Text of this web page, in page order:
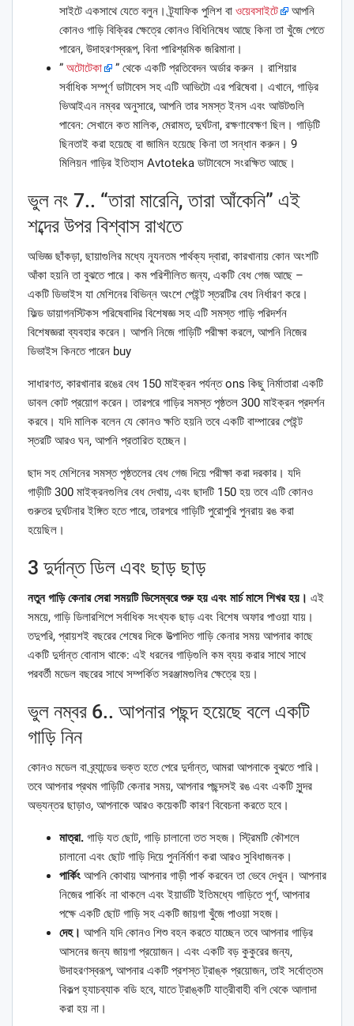
সাইটে একসাথে যেতে বলুন। ট্র্যাফিক পুলিশ বা ওয়েবসাইটে
আপনি
কোনও গাড়ি বিক্রির ক্ষেত্রে কোনও বিধিনিষেধ আছে কিনা তা খুঁজে পেতে
পারেন, উদাহরণস্বরূপ, বিনা পারিশ্রমিক জরিমানা।
” অটোটেকা
” থেকে একটি প্রতিবেদন অর্ডার করুন । রাশিয়ার
সর্বাধিক সম্পূর্ণ ডাটাবেস সহ এটি আভিটো এর পরিষেবা। এখানে, গাড়ির
ভিআইএন নম্বর অনুসারে, আপনি তার সমস্ত ইনস এবং আউটগুলি
পাবেন: সেখানে কত মালিক, মেরামত, দুর্ঘটনা, রক্ষণাবেক্ষণ ছিল। গাড়িটি
ছিনতাই করা হয়েছে বা জামিন হয়েছে কিনা তা সন্ধান করুন। 9
মিলিয়ন গাড়ির ইতিহাস Avtoteka ডাটাবেসে সংরক্ষিত আছে।
ভুল নং 7.. “তারা মারেনি, তারা আঁকেনি” এই
শব্দের উপর বিশ্বাস রাখতে
অভিজ্ঞ ছাঁকড়া, ছায়াগুলির মধ্যে ন্যূনতম পার্থক্য দ্বারা, কারখানায় কোন অংশটি
আঁকা হয়নি তা বুঝতে পারে। কম পরিশীলিত জন্য, একটি বেধ গেজ আছে –
একটি ডিভাইস যা মেশিনের বিভিন্ন অংশে পেইন্ট স্তরটির বেধ নির্ধারণ করে।
ফিল্ড ডায়াগনস্টিকস পরিষেবাদির বিশেষজ্ঞ সহ এটি সমস্ত গাড়ি পরিদর্শন
বিশেষজ্ঞরা ব্যবহার করেন। আপনি নিজে গাড়িটি পরীক্ষা করলে, আপনি নিজের
ডিভাইস কিনতে পারেন buy
সাধারণত, কারখানার রঙের বেধ 150 মাইক্রন পর্যন্ত ons কিছু নির্মাতারা একটি
ডাবল কোট প্রয়োগ করেন। তারপরে গাড়ির সমস্ত পৃষ্ঠতল 300 মাইক্রন প্রদর্শন
করবে। যদি মালিক বলেন যে কোনও ক্ষতি হয়নি তবে একটি বাম্পারের পেইন্ট
স্তরটি আরও ঘন, আপনি প্রতারিত হচ্ছেন।
ছাদ সহ মেশিনের সমস্ত পৃষ্ঠতলের বেধ গেজ দিয়ে পরীক্ষা করা দরকার। যদি
গাড়ীটি 300 মাইক্রনগুলির বেধ দেখায়, এবং ছাদটি 150 হয় তবে এটি কোনও
গুরুতর দুর্ঘটনার ইঙ্গিত হতে পারে, তারপরে গাড়িটি পুরোপুরি পুনরায় রঙ করা
হয়েছিল।
3 দুর্দান্ত ডিল এবং ছাড় ছাড়
নতুন গাড়ি কেনার সেরা সময়টি ডিসেম্বরে শুরু হয় এবং মার্চ মাসে শিখর হয়। এই
সময়ে, গাড়ি ডিলারশিপে সর্বাধিক সংখ্যক ছাড় এবং বিশেষ অফার পাওয়া যায়।
তদুপরি, প্রায়শই বছরের শেষের দিকে উত্পাদিত গাড়ি কেনার সময় আপনার কাছে
একটি দুর্দান্ত বোনাস থাকে: এই ধরনের গাড়িগুলি কম ব্যয় করার সাথে সাথে
পরবর্তী মডেল বছরের সাথে সম্পর্কিত সরঞ্জামগুলির ক্ষেত্রে হয়।
ভুল নম্বর 6.. আপনার পছন্দ হয়েছে বলে একটি
গাড়ি নিন
কোনও মডেল বা ব্র্যান্ডের ভক্ত হতে পেরে দুর্দান্ত, আমরা আপনাকে বুঝতে পারি।
তবে আপনার প্রথম গাড়িটি কেনার সময়, আপনার পছন্দসই রঙ এবং একটি সুন্দর
অভ্যন্তর ছাড়াও, আপনাকে আরও কয়েকটি কারণ বিবেচনা করতে হবে।
মাত্রা. গাড়ি যত ছোট, গাড়ি চালানো তত সহজ। স্ট্রিমটি কৌশলে
চালানো এবং ছোট গাড়ি দিয়ে পুনর্নির্মাণ করা আরও সুবিধাজনক।
পার্কিং আপনি কোথায় আপনার গাড়ী পার্ক করবেন তা ভেবে দেখুন। আপনার
নিজের পার্কিং না থাকলে এবং ইয়ার্ডটি ইতিমধ্যে গাড়িতে পূর্ণ, আপনার
পক্ষে একটি ছোট গাড়ি সহ একটি জায়গা খুঁজে পাওয়া সহজ।
দেহ। আপনি যদি কোনও শিশু বহন করতে যাচ্ছেন তবে আপনার গাড়ির
আসনের জন্য জায়গা প্রয়োজন। এবং একটি বড় কুকুরের জন্য,
উদাহরণস্বরূপ, আপনার একটি প্রশস্ত ট্রাঙ্ক প্রয়োজন, তাই সর্বোত্তম
বিকল্প হ্যাচব্যাক বডি হবে, যাতে ট্রাঙ্কটি যাত্রীবাহী বগি থেকে আলাদা
করা হয় না।